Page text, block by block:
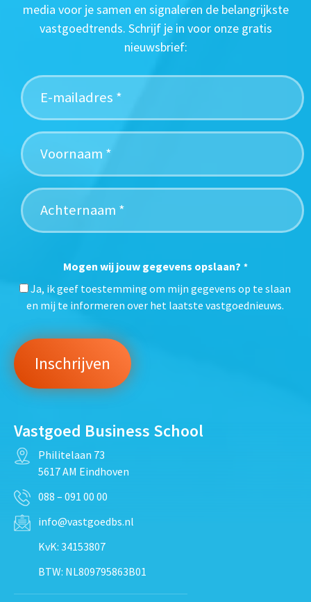
media voor je samen en signaleren de belangrijkste
vastgoedtrends. Schrijf je in voor onze gratis
nieuwsbrief:
Mogen wij jouw gegevens opslaan? *
Ja, ik geef toestemming om mijn gegevens op te slaan
en mij te informeren over het laatste vastgoednieuws.
Vastgoed Business School
Philitelaan 73
5617 AM Eindhoven
088 – 091 00 00
info@vastgoedbs.nl
KvK: 34153807
BTW: NL809795863B01